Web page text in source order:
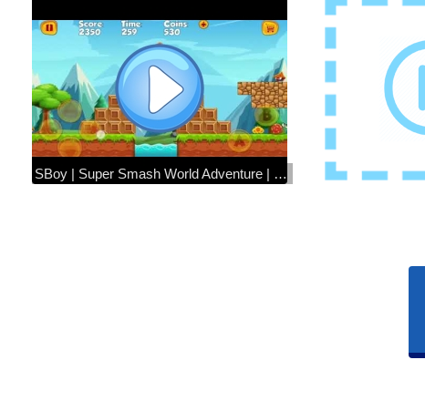
SBoy | Super Smash World Adventure | Levels 1-120 + FINAL Boss Fight | Super Mario like game